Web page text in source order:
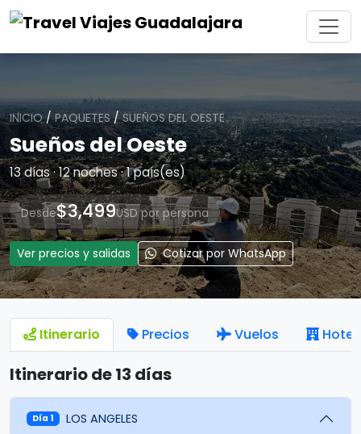
INICIO/PAQUETES/SUEÑOS DEL OESTE
Sueños del Oeste
13 días · 12 noches · 1 país(es)
Desde$3,499USD por persona
Ver precios y salidas Cotizar por WhatsApp
Itinerario Precios Vuelos
Itinerario de 13 días
Día 1 LOS ANGELES